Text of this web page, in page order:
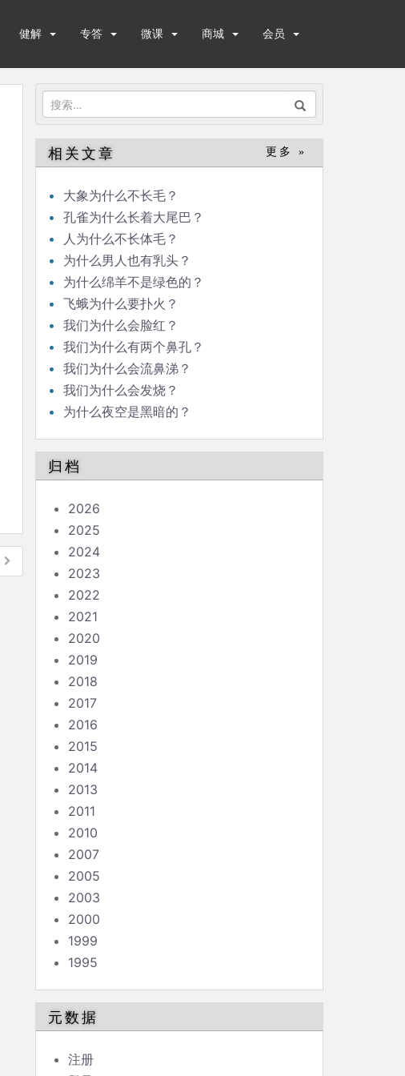
健解 专答 微课 商城 会员
搜
索：
相关文章 更多 »
大象为什么不长毛？
孔雀为什么长着大尾巴？
人为什么不长体毛？
为什么男人也有乳头？
为什么绵羊不是绿色的？
飞蛾为什么要扑火？
我们为什么会脸红？
我们为什么有两个鼻孔？
我们为什么会流鼻涕？
我们为什么会发烧？
为什么夜空是黑暗的？
归档
2026
2025
2024
2023
2022
2021
2020
2019
2018
2017
2016
2015
2014
2013
2011
2010
2007
2005
2003
2000
1999
1995
元数据
注册